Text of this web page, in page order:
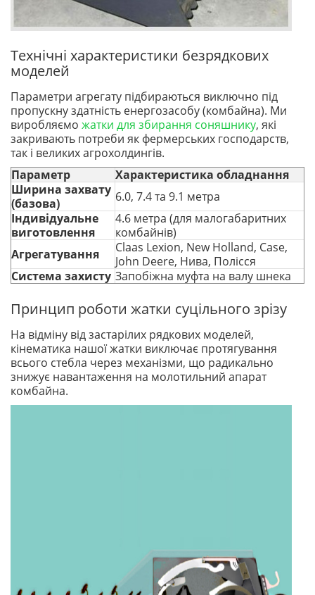
Технічні характеристики безрядкових
моделей
Параметри агрегату підбираються виключно під
пропускну здатність енергозасобу (комбайна). Ми
виробляємо жатки для збирання соняшнику, які
закривають потреби як фермерських господарств,
так і великих агрохолдингів.
Параметр
Характеристика обладнання
Ширина захвату
(базова)
6.0, 7.4 та 9.1 метра
Індивідуальне
виготовлення
4.6 метра (для малогабаритних
комбайнів)
Агрегатування
Claas Lexion, New Holland, Case,
John Deere, Нива, Полісся
Система захисту Запобіжна муфта на валу шнека
Принцип роботи жатки суцільного зрізу
На відміну від застарілих рядкових моделей,
кінематика нашої жатки виключає протягування
всього стебла через механізми, що радикально
знижує навантаження на молотильний апарат
комбайна.